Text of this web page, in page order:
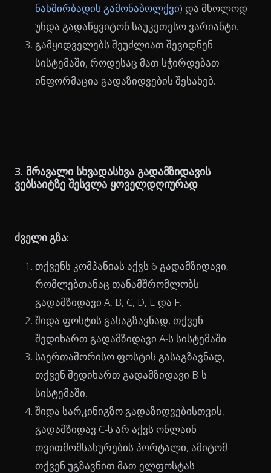
ნახშირბადის გამონაბოლქვი) და მხოლოდ
უნდა გადაწყვიტონ საუკეთესო ვარიანტი.
გამყიდველებს შეუძლიათ შევიდნენ
სისტემაში, როდესაც მათ სჭირდებათ
ინფორმაცია გადაზიდვების შესახებ.
3. მრავალი სხვადასხვა გადამზიდავის
ვებსაიტზე შესვლა ყოველდღიურად
ძველი გზა:
თქვენს კომპანიას აქვს 6 გადამზიდავი,
რომლებთანაც თანამშრომლობს:
გადამზიდავი A, B, C, D, E და F.
შიდა ფოსტის გასაგზავნად, თქვენ
შედიხართ გადამზიდავი A-ს სისტემაში.
საერთაშორისო ფოსტის გასაგზავნად,
თქვენ შედიხართ გადამზიდავი B-ს
სისტემაში.
შიდა სარკინიგზო გადაზიდვებისთვის,
გადამზიდავ C-ს არ აქვს ონლაინ
თვითმომსახურების პორტალი, ამიტომ
თქვენ უგზავნით მათ ელფოსტას